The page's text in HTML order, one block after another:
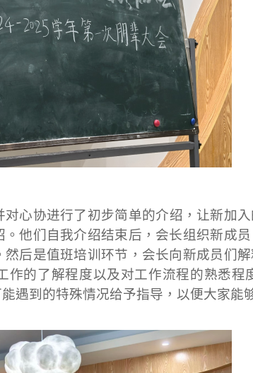
心协进行了初步简单的介绍，让新加
他们自我介绍结束后，会长组织新成
后是值班培训环节，会长向新成员们
作的了解程度以及对工作流程的熟悉
遇到的特殊情况给予指导，以便大家能